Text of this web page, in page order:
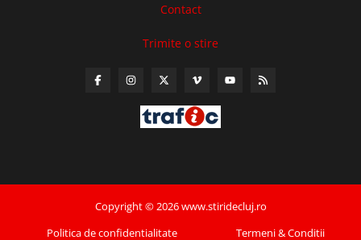
Contact
Trimite o stire
Copyright © 2026 www.stiridecluj.ro
Politica de confidentialitate
Termeni & Conditii